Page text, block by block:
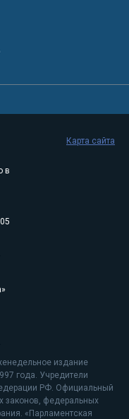
в
издание
года. Учредители
РФ. Официальный
законов, федеральных
«Парламентская
Карта сайта